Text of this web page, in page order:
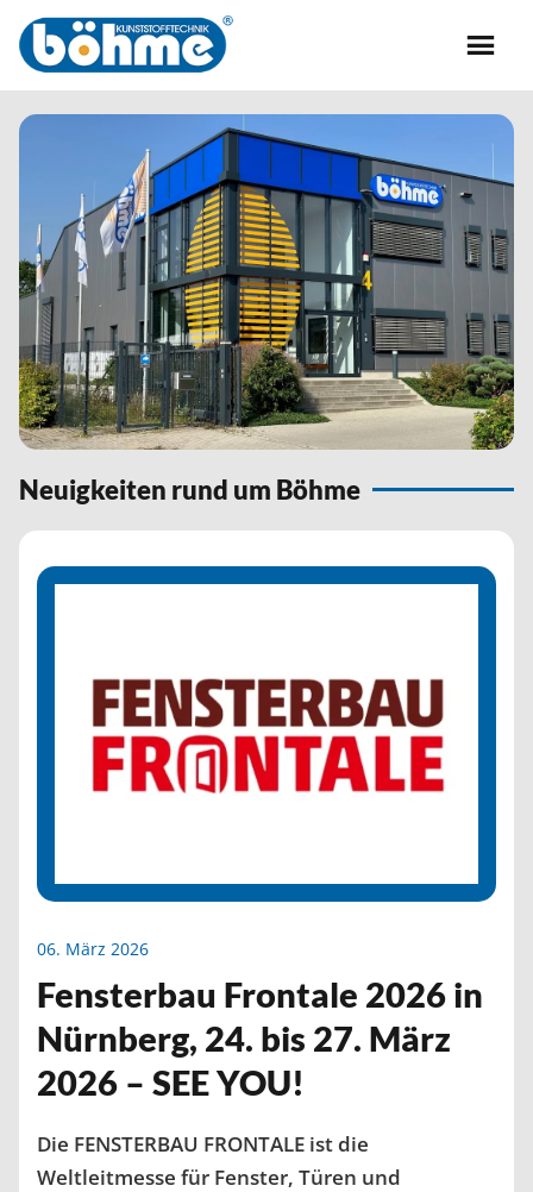
Neuigkeiten rund um Böhme
06. März 2026
Fensterbau Frontale 2026 in
Nürnberg, 24. bis 27. März
2026 – SEE YOU!
Die FENSTERBAU FRONTALE ist die
Weltleitmesse für Fenster, Türen und